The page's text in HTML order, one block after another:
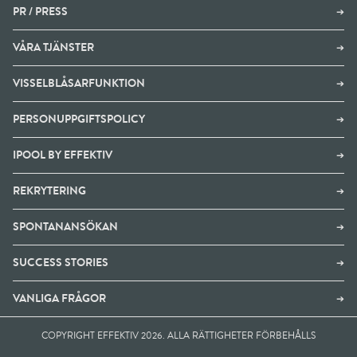
PR / PRESS ➔
VÅRA TJÄNSTER ➔
VISSELBLÅSARFUNKTION ➔
PERSONUPPGIFTSPOLICY ➔
IPOOL BY EFFEKTIV ➔
REKRYTERING ➔
SPONTANANSÖKAN ➔
SUCCESS STORIES ➔
VANLIGA FRÅGOR ➔
COPYRIGHT EFFEKTIV 2026. ALLA RÄTTIGHETER FÖRBEHÅLLS